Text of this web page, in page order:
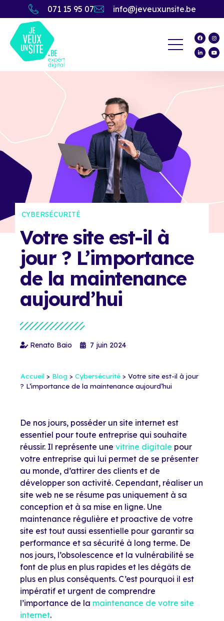
071 15 95 07 info@jeveuxunsite.be
CYBERSÉCURITÉ
Votre site est-il à
jour ? L’importance
de la maintenance
aujourd’hui
Renato Baio 7 juin 2024
Accueil > Blog > Cybersécurité > Votre site est-il à jour
? L’importance de la maintenance aujourd’hui
De nos jours, posséder un site internet est
essentiel pour toute entreprise qui souhaite
réussir. Il représente une vitrine digitale pour
votre entreprise qui lui permet de se présenter
au monde, d’attirer des clients et de
développer son activité. Cependant, réaliser un
site web ne se résume pas uniquement à sa
conception et à sa mise en ligne. Une
maintenance régulière et proactive de votre
site est tout aussi essentielle pour garantir sa
performance et sa sécurité à long terme. De
nos jours, l’obsolescence et la vulnérabilité se
font de plus en plus rapides et les dégâts de
plus en plus conséquents. C’est pourquoi il est
impératif et urgent de comprendre
l’importance de la maintenance de votre site
internet.